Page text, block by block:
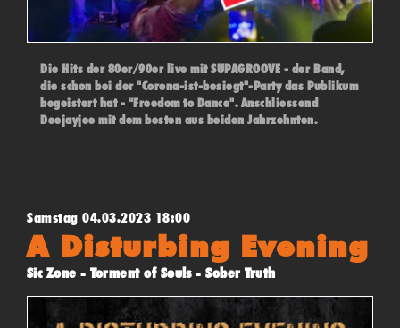
Die Hits der 80er/90er live mit SUPAGROOVE - der Band,
die schon bei der "Corona-ist-besiegt"-Party das Publikum
begeistert hat - "Freedom to Dance". Anschliessend
Deejayjee mit dem besten aus beiden Jahrzehnten.
Samstag 04.03.2023 18:00
A Disturbing Evening
Sic Zone - Torment of Souls - Sober Truth